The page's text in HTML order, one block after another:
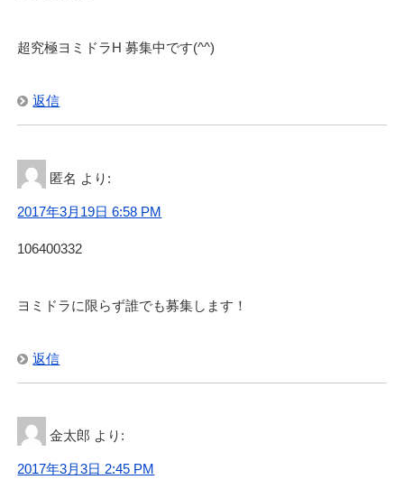
超究極ヨミドラH 募集中です(^^)
返信
匿名 より:
2017年3月19日 6:58 PM
106400332
ヨミドラに限らず誰でも募集します！
返信
金太郎 より:
2017年3月3日 2:45 PM